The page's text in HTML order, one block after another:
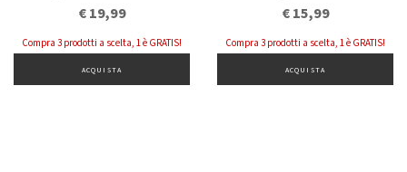
€ 19,99
Compra 3 prodotti a scelta, 1 è GRATIS!
ACQUISTA
€ 15,99
Compra 3 prodotti a scelta, 1 è GRATIS!
ACQUISTA